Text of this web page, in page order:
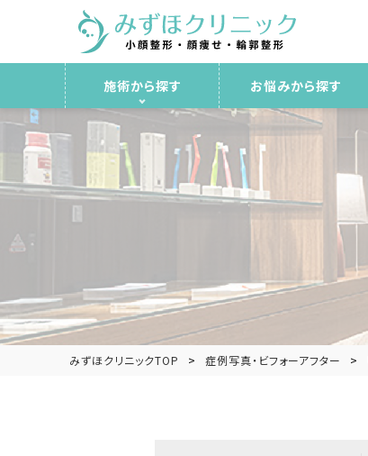
施術から探す お悩みから探す
みずほクリニックTOP 症例写真・ビフォーアフター